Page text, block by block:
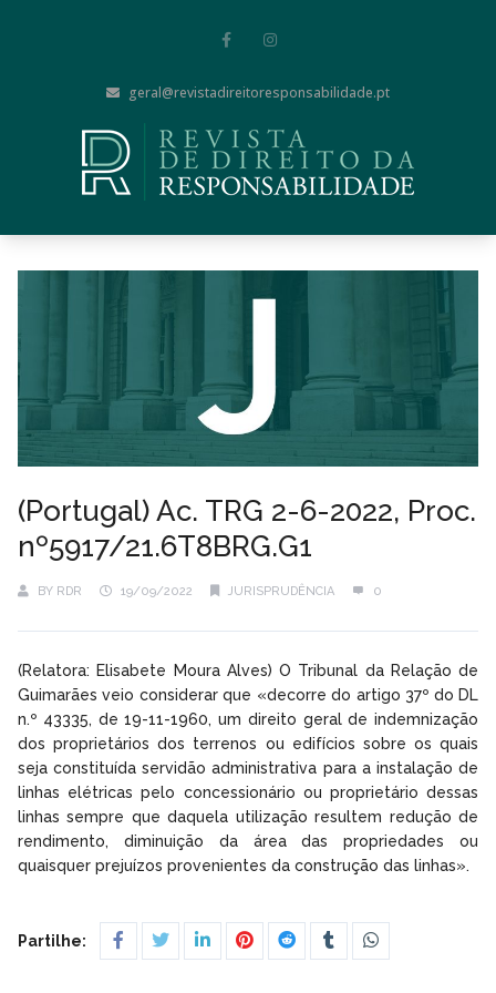
geral@revistadireitoresponsabilidade.pt
(Portugal) Ac. TRG 2-6-2022, Proc.
nº5917/21.6T8BRG.G1
BY RDR 19/09/2022 JURISPRUDÊNCIA 0
(Relatora: Elisabete Moura Alves) O Tribunal da Relação de
Guimarães veio considerar que «decorre do artigo 37º do DL
n.º 43335, de 19-11-1960, um direito geral de indemnização
dos proprietários dos terrenos ou edifícios sobre os quais
seja constituída servidão administrativa para a instalação de
linhas elétricas pelo concessionário ou proprietário dessas
linhas sempre que daquela utilização resultem redução de
rendimento, diminuição da área das propriedades ou
quaisquer prejuízos provenientes da construção das linhas».
Partilhe: